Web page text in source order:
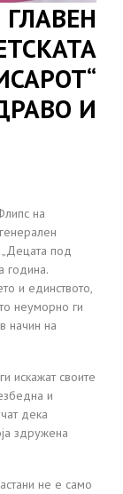
И
на
„Децата под
година.
и единството,
неуморно ги
начин на
искажат своите
и
дека
здружена
не е само